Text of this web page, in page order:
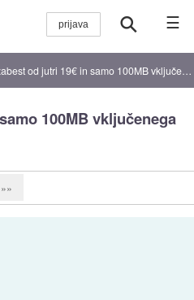
☰
od jutri 19€ in samo 100MB vključenega prenosa
100MB vključenega
»»